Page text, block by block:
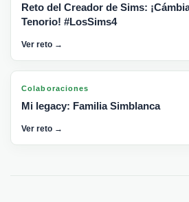
Reto del Creador de Sims:
Tenorio! #LosSims4
Ver reto →
Colaboraciones
Mi legacy: Familia Simblanca
Ver reto →